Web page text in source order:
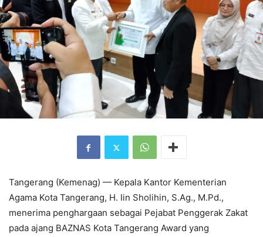
Tangerang (Kemenag) — Kepala Kantor Kementerian
Agama Kota Tangerang, H. Iin Sholihin, S.Ag., M.Pd.,
menerima penghargaan sebagai Pejabat Penggerak Zakat
pada ajang BAZNAS Kota Tangerang Award yang